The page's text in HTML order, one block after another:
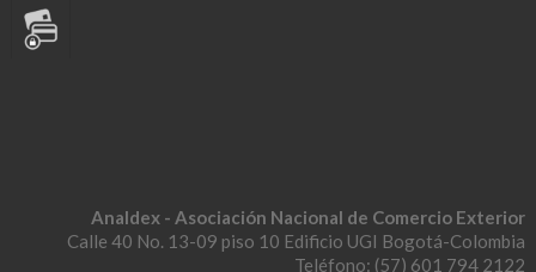
Analdex - Asociación Nacional de Comercio Exterior
Calle 40 No. 13-09 piso 10 Edificio UGI Bogotá-Colombia
Teléfono: (57) 601 794 2122